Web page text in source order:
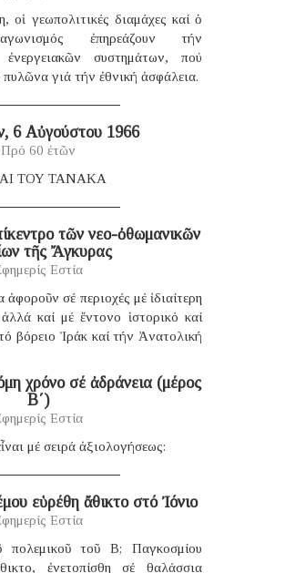
οἱ γεωπολιτικές διαμάχες καί ὁ
ἐπηρεάζουν τήν
συστημάτων, πού
γιά τήν ἐθνική ἀσφάλεια.
6 Αὐγούστου 1966
Πρό 60 ἐτῶν
ΤΟΥ ΤΑΝΑΚΑ
τῶν νεο-ὀθωμανικῶν
τῆς Ἄγκυρας
Εστία
σέ περιοχές μέ ἰδιαίτερη
καί μέ ἔντονο ἱστορικό καί
βόρειο Ἰράκ καί τήν Ἀνατολική
χρόνο σέ ἀδράνεια (μέρος
B΄)
Εστία
μέ σειρά ἀξιολογήσεως:
εὑρέθη ἄθικτο στό Ἰόνιο
Εστία
πολεμικοῦ τοῦ B; Παγκοσμίου
ἐνετοπίσθη σέ θαλάσσια